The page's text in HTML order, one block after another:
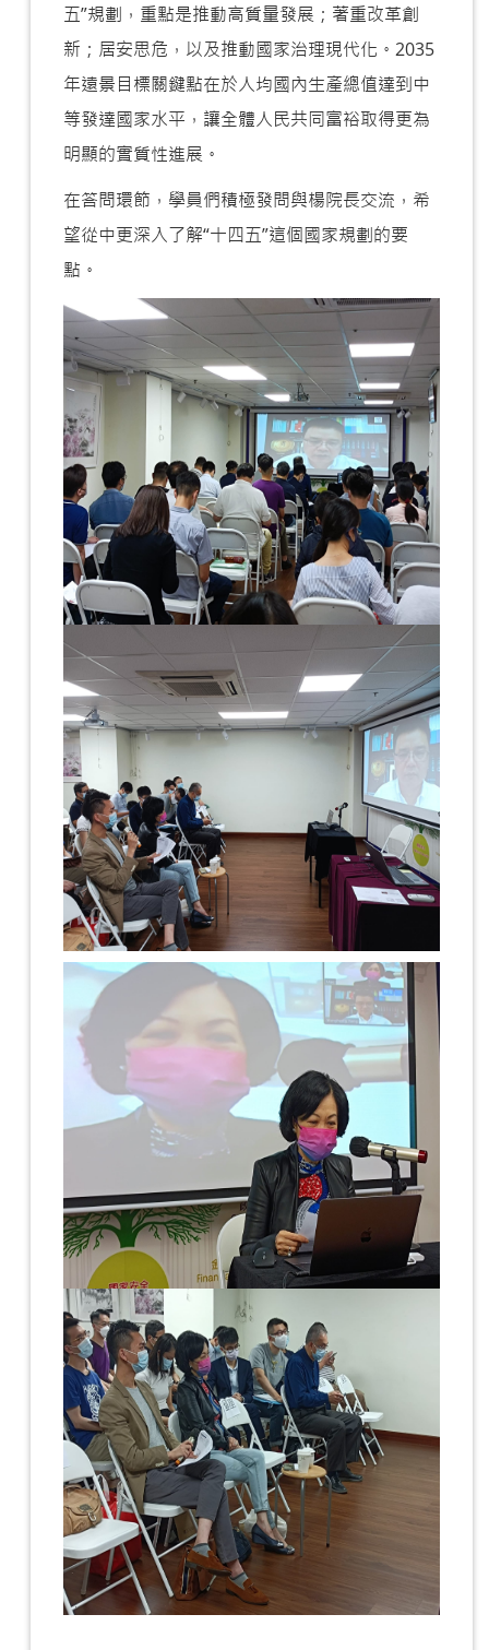
五”規劃，重點是推動高質量發展；著重改革創
新；居安思危，以及推動國家治理現代化。2035
年遠景目標關鍵點在於人均國內生產總值達到中
等發達國家水平，讓全體人民共同富裕取得更為
明顯的實質性進展。
在答問環節，學員們積極發問與楊院長交流，希
望從中更深入了解“十四五”這個國家規劃的要
點。